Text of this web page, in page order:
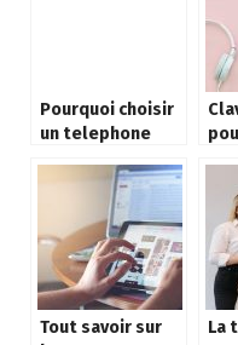
Pourquoi choisir
un telephone
Tout savoir sur
La